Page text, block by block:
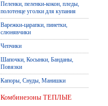
Пеленки, пеленки-кокон, пледы,
полотенце уголки для купания
Варежки-царапки, пинетки,
слюнявчики
Чепчики
Шапочки, Косынки, Банданы,
Повязки
Капоры, Снуды, Манишки
Комбинезоны ТЕПЛЫЕ